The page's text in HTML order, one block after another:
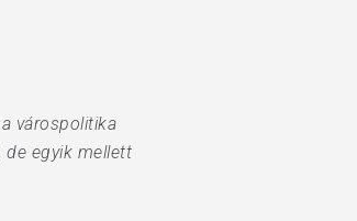
várospolitika
egyik mellett